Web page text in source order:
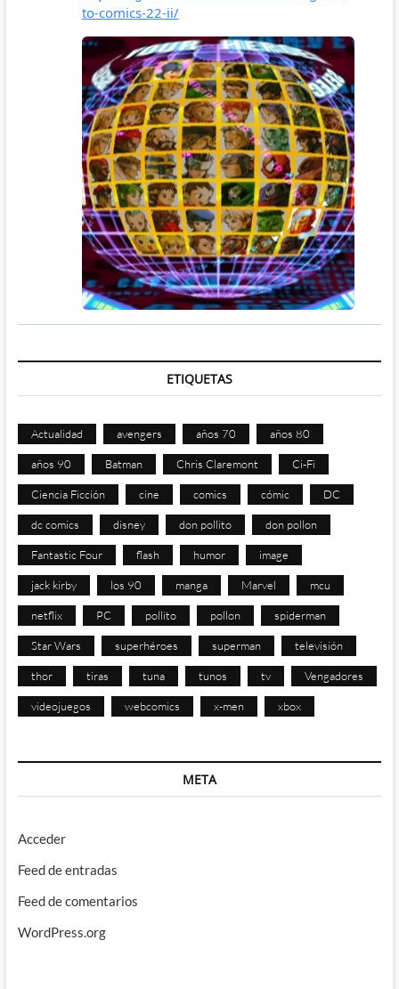
ETIQUETAS
Actualidad avengers años 70 años 80
años 90 Batman Chris Claremont Ci-Fi
Ciencia Ficción cine comics cómic DC
dc comics disney don pollito don pollon
Fantastic Four flash humor image
jack kirby los 90 manga Marvel mcu
netflix PC pollito pollon spiderman
Star Wars superhéroes superman televisión
thor tiras tuna tunos tv Vengadores
videojuegos webcomics x-men xbox
META
Acceder
Feed de entradas
Feed de comentarios
WordPress.org